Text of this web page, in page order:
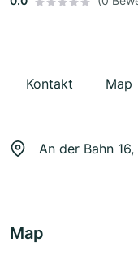
Kontakt Map
An der Bahn
Map